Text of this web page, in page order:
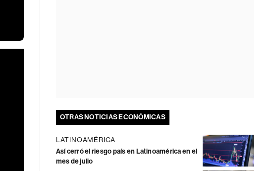
OTRAS NOTICIAS ECONÓMICAS
LATINOAMÉRICA
Así cerró el riesgo país en Latinoamérica en el
mes de julio